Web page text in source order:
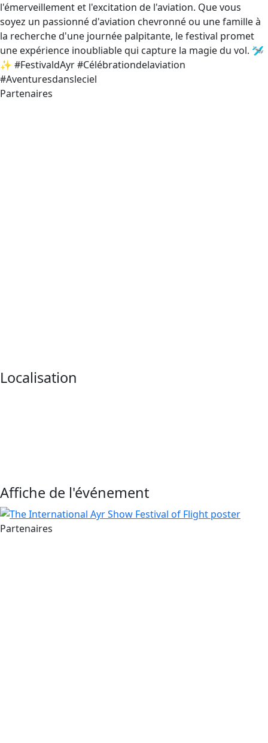
l'émerveillement et l'excitation de l'aviation. Que vous
soyez un passionné d'aviation chevronné ou une famille à
la recherche d'une journée palpitante, le festival promet
une expérience inoubliable qui capture la magie du vol. 🛩️
✨ #FestivaldAyr #Célébrationdelaviation
#Aventuresdansleciel
Partenaires
Localisation
Affiche de l'événement
Partenaires